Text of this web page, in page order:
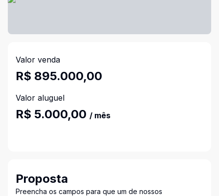
Valor venda
R$ 895.000,00
Valor aluguel
R$ 5.000,00 / mês
Proposta
Preencha os campos para que um de nossos